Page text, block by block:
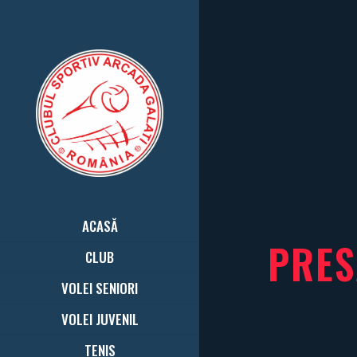
ACASĂ
CLUB
VOLEI SENIORI
VOLEI JUVENIL
TENIS